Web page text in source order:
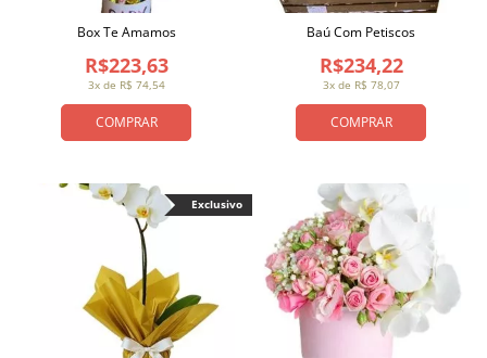
COMPRAR
3x de R$ 74,54
R$223,63
Box Te Amamos
COMPRAR
3x de R$ 78,07
R$234,22
Baú Com Petiscos
Exclusivo